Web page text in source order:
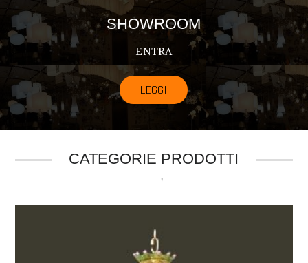
SHOWROOM
ENTRA
LEGGI
CATEGORIE PRODOTTI
'